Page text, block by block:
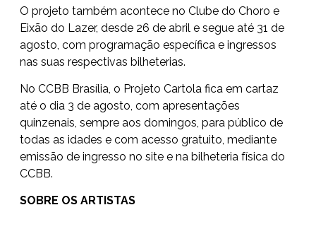
O projeto também acontece no Clube do Choro e
Eixão do Lazer, desde 26 de abril e segue até 31 de
agosto, com programação específica e ingressos
nas suas respectivas bilheterias.
No CCBB Brasília, o Projeto Cartola fica em cartaz
até o dia 3 de agosto, com apresentações
quinzenais, sempre aos domingos, para público de
todas as idades e com acesso gratuito, mediante
emissão de ingresso no site e na bilheteria física do
CCBB.
SOBRE OS ARTISTAS